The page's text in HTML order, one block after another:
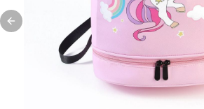
Previous slide